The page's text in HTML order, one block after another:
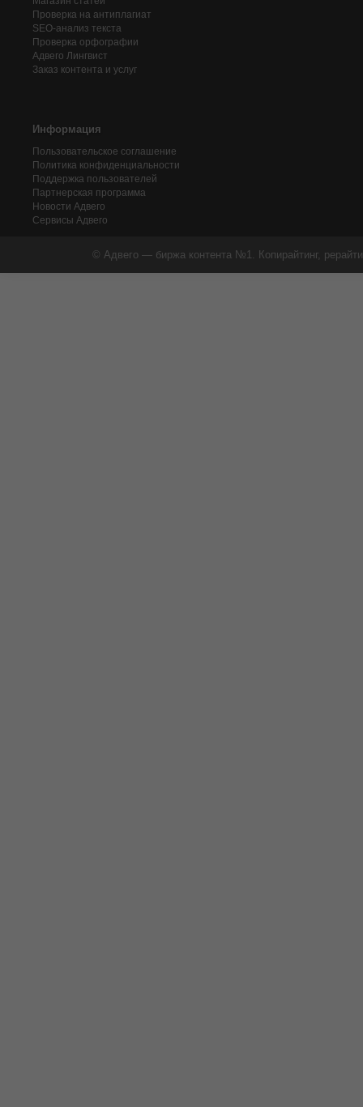
Проверка на антиплагиат
SEO-анализ текста
Проверка орфографии
Адвего Лингвист
Заказ контента и услуг
Информация
Пользовательское соглашение
Политика конфиденциальности
Поддержка пользователей
Партнерская программа
Новости Адвего
Сервисы Адвего
© Адвего — биржа контента №1. Копирайтинг,